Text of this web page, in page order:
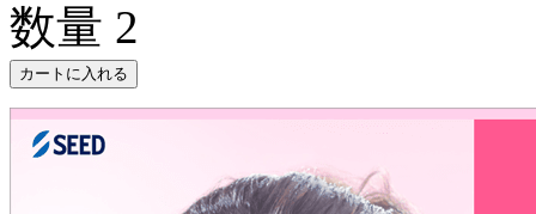
数量 2
カートに入れる